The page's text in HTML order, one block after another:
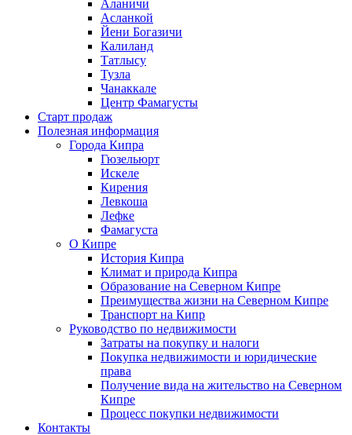
Аланичи
Асланкой
Йени Богазичи
Калиланд
Татлысу
Тузла
Чанаккале
Центр Фамагусты
Старт продаж
Полезная информация
Города Кипра
Гюзельюрт
Искеле
Кирения
Левкоша
Лефке
Фамагуста
О Кипре
История Кипра
Климат и природа Кипра
Образование на Северном Кипре
Преимущества жизни на Северном Кипре
Транспорт на Кипр
Руководство по недвижимости
Затраты на покупку и налоги
Покупка недвижимости и юридические
права
Получение вида на жительство на Северном
Кипре
Процесс покупки недвижимости
Контакты